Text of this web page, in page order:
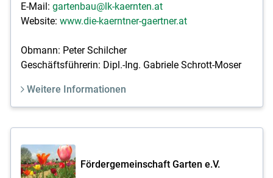
E-Mail: gartenbau@lk-kaernten.at
Website: www.die-kaerntner-gaertner.at
Obmann: Peter Schilcher
Geschäftsführerin: Dipl.-Ing. Gabriele Schrott-Moser
Weitere Informationen
Fördergemeinschaft Garten e.V.